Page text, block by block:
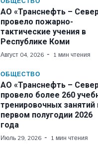
АО «Транснефть –
провело пожарно-
тактические учения в
Республике Коми
Август 04, 2026 1 мин чтения
ОБЩЕСТВО
АО «Транснефть –
провело более 260
тренировочных занятий
первом полугодии 2026
года
Июль 29, 2026 1 мин чтения